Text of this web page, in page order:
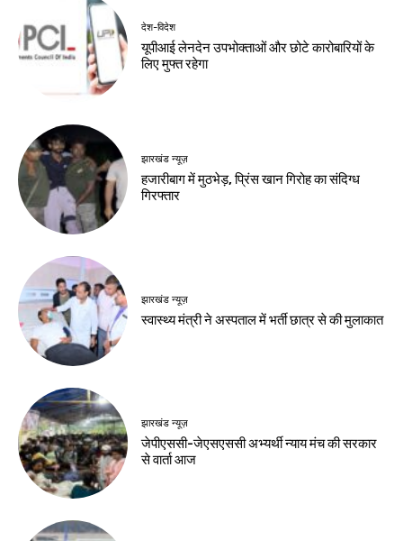
देश-विदेश
मप्र में आज तीन जिलों में
भारी बारिश का अलर्ट
August 8, 2026
देश-विदेश
देश-विदेश
पूर्व कुलपति ब्रिगेडियर
ओ.पी. चौधरी का निधन
Birsa Bhumi Live -
August 8, 2026
नवीनतम लेख
देश-विदेश